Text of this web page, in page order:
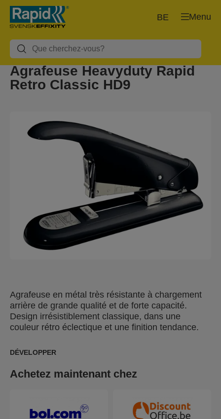
Menu
BE
Agrafeuse Heavyduty Rapid
Retro Classic HD9
Agrafeuse en métal très résistante à chargement
arrière de grande qualité et de forte capacité.
Design irrésistiblement classique, dans une
couleur rétro éclectique et une finition tendance.
DÉVELOPPER
Achetez maintenant chez